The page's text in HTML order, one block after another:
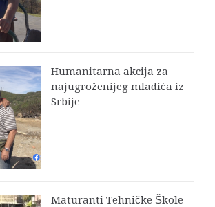
Humanitarna akcija za
najugroženijeg mladića iz
Srbije
Maturanti Tehničke Škole